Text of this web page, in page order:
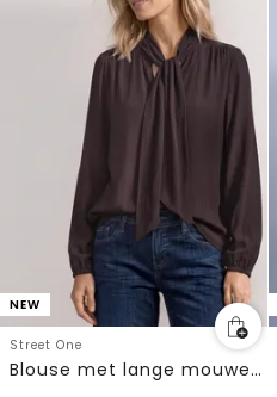
NEW
Street One
Blouse met lange mouwen en strikdetail